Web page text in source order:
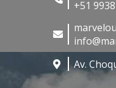
+51
Av.